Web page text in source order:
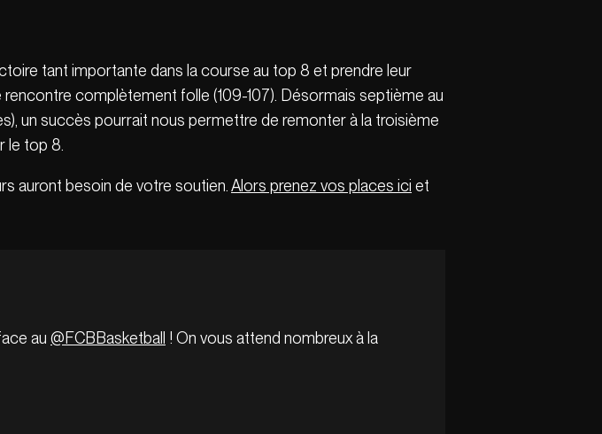
tant importante dans la course au top 8 et prendre leur
rencontre complètement folle (109-107). Désormais septième au
un succès pourrait nous permettre de remonter à la troisième
le top 8.
auront besoin de votre soutien. Alors prenez vos places ici et
au @FCBBasketball ! On vous attend nombreux à la